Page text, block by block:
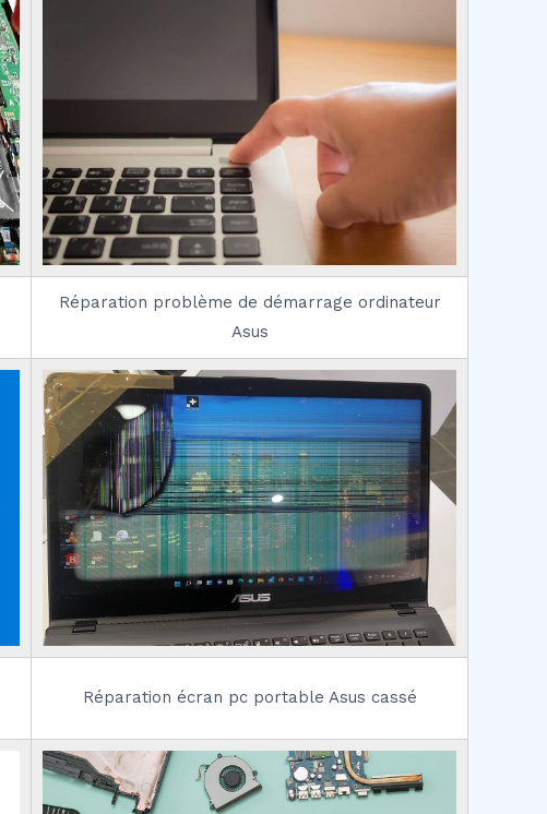
Réparation problème de démarrage ordinateur
Asus
Réparation écran pc portable Asus cassé